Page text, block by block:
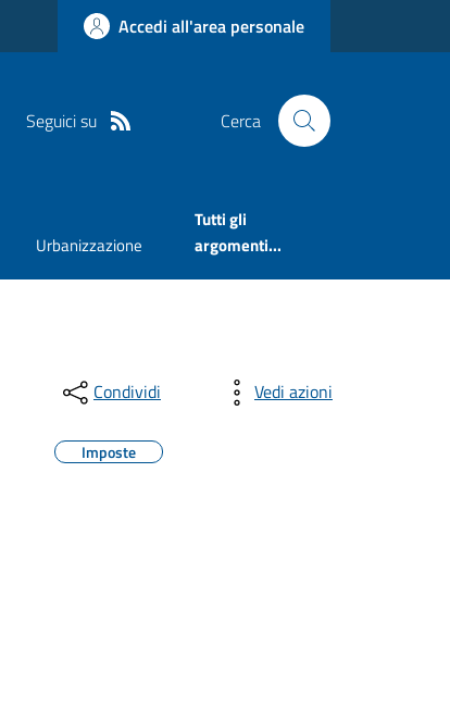
Accedi all'area personale
Seguici su Cerca
Urbanizzazione
Tutti gli
argomenti...
Condividi Vedi azioni
Imposte